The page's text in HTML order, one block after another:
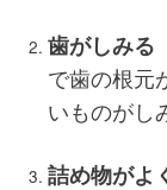
歯がしみる
で歯の根元
いものがし
詰め物がよ